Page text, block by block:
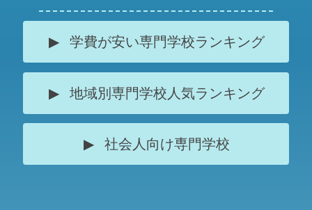
学費が安い専門学校ランキング
地域別専門学校人気ランキング
社会人向け専門学校